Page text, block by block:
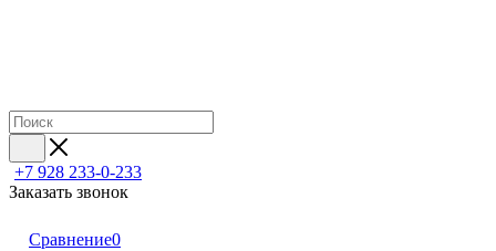
+7 928 233-0-233
Заказать звонок
Сравнение0